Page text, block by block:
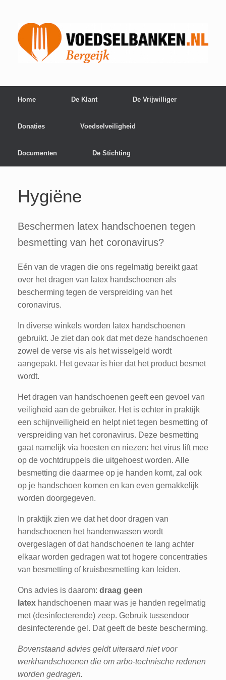
Home De Klant De Vrijwilliger
Donaties Voedselveiligheid
Documenten De Stichting
Hygiëne
Beschermen latex handschoenen tegen
besmetting van het coronavirus?
Eén van de vragen die ons regelmatig bereikt gaat
over het dragen van latex handschoenen als
bescherming tegen de verspreiding van het
coronavirus.
In diverse winkels worden latex handschoenen
gebruikt. Je ziet dan ook dat met deze handschoenen
zowel de verse vis als het wisselgeld wordt
aangepakt. Het gevaar is hier dat het product besmet
wordt.
Het dragen van handschoenen geeft een gevoel van
veiligheid aan de gebruiker. Het is echter in praktijk
een schijnveiligheid en helpt niet tegen besmetting of
verspreiding van het coronavirus. Deze besmetting
gaat namelijk via hoesten en niezen: het virus lift mee
op de vochtdruppels die uitgehoest worden. Alle
besmetting die daarmee op je handen komt, zal ook
op je handschoen komen en kan even gemakkelijk
worden doorgegeven.
In praktijk zien we dat het door dragen van
handschoenen het handenwassen wordt
overgeslagen of dat handschoenen te lang achter
elkaar worden gedragen wat tot hogere concentraties
van besmetting of kruisbesmetting kan leiden.
Ons advies is daarom: draag geen
latex handschoenen maar was je handen regelmatig
met (desinfecterende) zeep. Gebruik tussendoor
desinfecterende gel. Dat geeft de beste bescherming.
Bovenstaand advies geldt uiteraard niet voor
werkhandschoenen die om arbo-technische redenen
worden gedragen.